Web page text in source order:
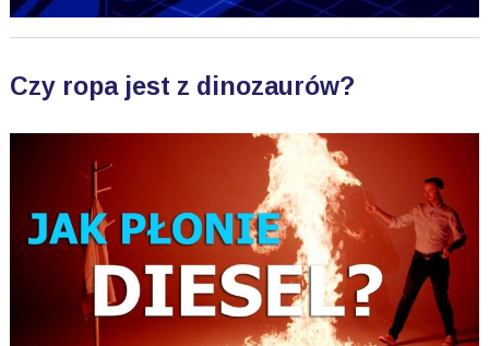
Czy ropa jest z dinozaurów?